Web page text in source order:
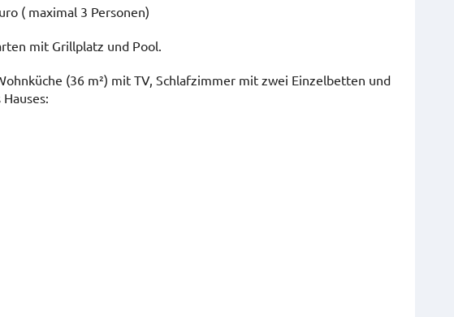
( maximal 3 Personen)
mit Grillplatz und Pool.
(36 m²) mit TV, Schlafzimmer mit zwei Einzelbetten und